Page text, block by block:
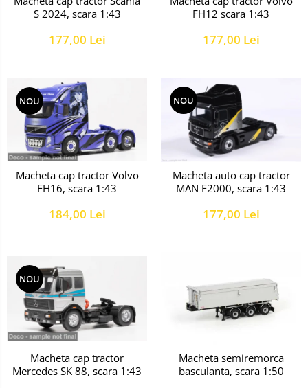
S 2024, scara 1:43
177,00 Lei
FH12 scara 1:43
177,00 Lei
NOU
Macheta cap tractor Volvo
FH16, scara 1:43
184,00 Lei
NOU
Macheta auto cap tractor
MAN F2000, scara 1:43
177,00 Lei
NOU
Macheta cap tractor
Mercedes SK 88, scara 1:43
Macheta semiremorca
basculanta, scara 1:50